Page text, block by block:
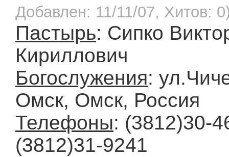
Добавлен: 11/11/07, Хитов:
Пастырь: Сипко
Кириллович
Богослужения:
Омск, Омск, Россия
Телефоны: (3812)30-
(3812)31-9241